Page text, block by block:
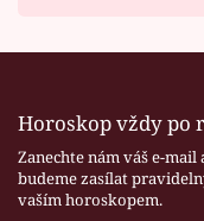
Horoskop vždy po
Zanechte nám váš e-mail
budeme zasílat
vaším horoskopem.